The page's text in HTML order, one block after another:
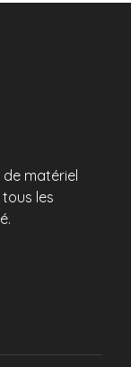
matériel
les